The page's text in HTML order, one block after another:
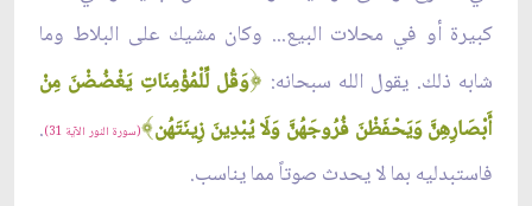
كبيرة أو في محلات البيع... وكان مشيك على البلاط وما
شابه ذلك. يقول الله سبحانه: ﴿وَقُل لِّلْمُؤْمِنَاتِ يَغْضُضْنَ مِنْ
أَبْصَارِهِنَّ وَيَحْفَظْنَ فُرُوجَهُنَّ وَلَا يُبْدِينَ زِينَتَهُن﴾(سورة النور الآية 31)
.
فاستبدليه بما لا يحدث صوتاً مما يناسب.